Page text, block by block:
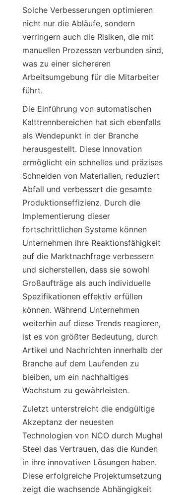
Solche Verbesserungen optimieren
nicht nur die Abläufe, sondern
verringern auch die Risiken, die mit
manuellen Prozessen verbunden sind,
was zu einer sichereren
Arbeitsumgebung für die Mitarbeiter
führt.
Die Einführung von automatischen
Kalttrennbereichen hat sich ebenfalls
als Wendepunkt in der Branche
herausgestellt. Diese Innovation
ermöglicht ein schnelles und präzises
Schneiden von Materialien, reduziert
Abfall und verbessert die gesamte
Produktionseffizienz. Durch die
Implementierung dieser
fortschrittlichen Systeme können
Unternehmen ihre Reaktionsfähigkeit
auf die Marktnachfrage verbessern
und sicherstellen, dass sie sowohl
Großaufträge als auch individuelle
Spezifikationen effektiv erfüllen
können. Während Unternehmen
weiterhin auf diese Trends reagieren,
ist es von größter Bedeutung, durch
Artikel und Nachrichten innerhalb der
Branche auf dem Laufenden zu
bleiben, um ein nachhaltiges
Wachstum zu gewährleisten.
Zuletzt unterstreicht die endgültige
Akzeptanz der neuesten
Technologien von NCO durch Mughal
Steel das Vertrauen, das die Kunden
in ihre innovativen Lösungen haben.
Diese erfolgreiche Projektumsetzung
zeigt die wachsende Abhängigkeit